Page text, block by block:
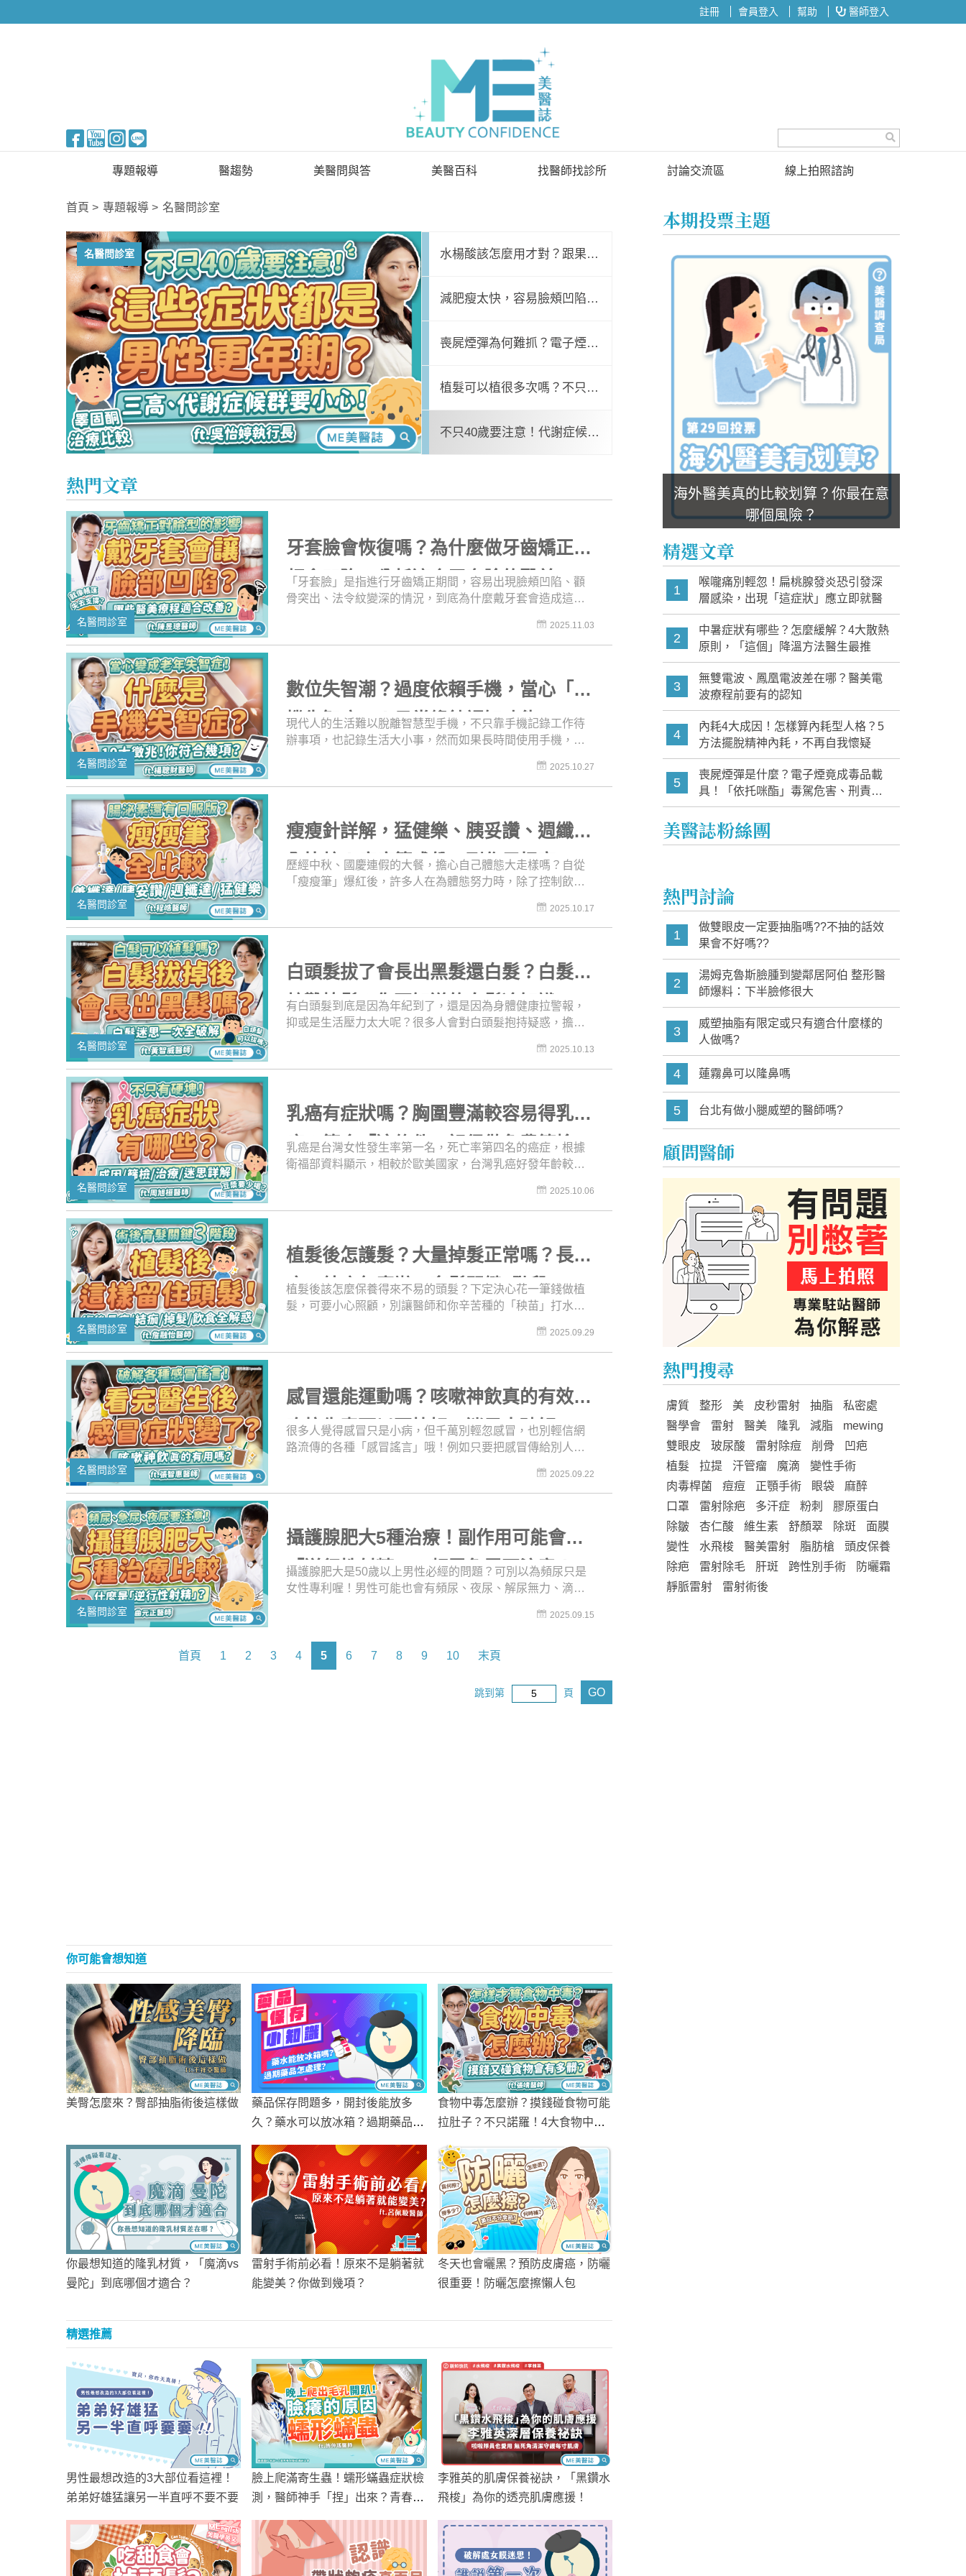
註冊 會員登入 幫助 醫師登入
專題報導
新知快訊
醫美整形
保健醫療
生活知識
心理健康
駐站專家
名醫問診室
醫趨勢
美醫FUN知識
國際新知
美醫問與答
待解決問題
美醫百科 找醫師找診所
顧問醫師
討論交流區
投票區
線上拍照諮詢
首頁 專題報導 名醫問診室
名醫問診室 名醫問診室
減肥瘦太快，容易臉頰凹陷、法令紋變深？怕臉垮這樣配速！避免減重臉
名醫問診室
喪屍煙彈為何難抓？電子煙是毒品嗎？吸
水楊酸該怎麼用才對？跟果
酸、杏仁酸差別？酸類煥膚守
則教你這樣抗痘
減肥瘦太快，容易臉頰凹陷、
法令紋變深？怕臉垮這樣配
速！避免減重臉
喪屍煙彈為何難抓？電子煙是
毒品嗎？吸菸怎變吸毒？揭密
毒駕暴衝原因
植髮可以植很多次嗎？不只有
植髮失敗才能做？「二次植
不只40歲要注意！代謝症候群
熱門文章
名醫問診室
牙套臉會恢復嗎？為什麼做牙齒矯正臉
頰會凹陷？分析適合牙套臉的醫美
「牙套臉」是指進行牙齒矯正期間，容易出現臉頰凹陷、顴
骨突出、法令紋變深的情況，到底為什麼戴牙套會造成這麼
善？是要打玻尿酸，還是膠原蛋白增生劑，或是尋求電音波
的幫助呢？這次的《名醫問診室》不只要詳細解說牙套臉的
臉的醫美療程囉！就連術後照顧時的注意事項，醫師都幫你
打點好了！不管你是正在進行牙齒矯正，或是曾經戴過牙
套，正為牙套臉苦惱的人，都可以來看看這集生動又活潑的
介紹！
2025.11.03
名醫問診室
數位失智潮？過度依賴手機，當心「手
機失智症」！日常鍛鍊認知功能
現代人的生活難以脫離智慧型手機，不只靠手機記錄工作待
辦事項，也記錄生活大小事，然而如果長時間使用手機，可
表達能力下降的狀況，長期下來甚至會出現類似失智的表
現。這次《名醫問診室》除了藉由手機失智症來讓各位ME粉
內容，從定向感、記憶力、注意力與計算力、語言能力、視
覺空間能力等面向，判定是否有認知功能障礙！你有辦法從1
00開始減7，連續減5次嗎？你記得今天早餐吃什麼嗎？一起
來跟美醫誌守護大腦與心智健康！
2025.10.27
名醫問診室
瘦瘦針詳解，猛健樂、胰妥讚、週纖達
全比較！瘦瘦筆成份、副作用揭密
歷經中秋、國慶連假的大餐，擔心自己體態大走樣嗎？自從
「瘦瘦筆」爆紅後，許多人在為體態努力時，除了控制飲食
認知還停留在小藍筆善纖達嗎？現在筆界的廝殺已經到達另
一個高度，《名醫問診室》不只要帶你了解目前正夯的猛健
倍適都不放過！讓你在選擇前做好功課，了解腸泌素的作用
原理，以及各種主流藥物的優缺點，才能更理性的選擇適合
自己的減重輔助方式喔！
2025.10.17
名醫問診室
白頭髮拔了會長出黑髮還白髮？白髮比
較難植髮？你不知道的白髮冷知識
有白頭髮到底是因為年紀到了，還是因為身體健康拉警報，
抑或是生活壓力太大呢？很多人會對白頭髮抱持疑惑，擔心
不然就是透過染髮讓頭髮回歸原本的烏黑亮麗，但其實過程
中我們可能會有錯誤認知，反而傷害了髮絲！在老化的過程
醫問診室》就來帶你破解白髮迷思，不管你是想用拔的、染
的，還是想做植髮一次改善，只要你「有頭髮」都適合看這
集喔！
2025.10.13
名醫問診室
乳癌有症狀嗎？胸圍豐滿較容易得乳
癌？符合「這條件」記得做免費篩檢
乳癌是台灣女性發生率第一名，死亡率第四名的癌症，根據
衛福部資料顯示，相較於歐美國家，台灣乳癌好發年齡較
與進步，乳癌的發生率雖然高，治癒率也高，所以早期發現
是非常重要的。你知道乳癌有哪些徵兆嗎？網傳常喝豆漿容
月，趁著粉紅絲帶月，跟著美醫誌一起來重視乳房健康！
2025.10.06
名醫問診室
植髮後怎護髮？大量掉髮正常嗎？長痘
痘、結痂怎麼辦？育髮關鍵3階段
植髮後該怎麼保養得來不易的頭髮？下定決心花一筆錢做植
髮，可要小心照顧，別讓醫師和你辛苦種的「秧苗」打水漂
顧，才能提高毛囊的存活率，還要破除一些植髮常見的迷
思！擔心植髮後大量掉髮，是什麼凶兆嗎？植髮後結的痂可
頭髮都要好好養護，這支影片絕對要收藏！
2025.09.29
名醫問診室
感冒還能運動嗎？咳嗽神飲真的有效？
吃抗生素可以更快好？迷思大破解
很多人覺得感冒只是小病，但千萬別輕忽感冒，也別輕信網
路流傳的各種「感冒謠言」哦！例如只要把感冒傳給別人就
快好……等各式各樣的傳聞，實際上到底是不是這樣呢？還
有我們常常會遇到「看醫生時是這種情況」，結果看完醫生
沒吃完的時候再跑去看醫師呢？這些網路上可能找不到答案
的問題，《名醫問診室》就要讓你放下懸著的心，邊看影片
邊好好養病！
2025.09.22
名醫問診室
攝護腺肥大5種治療！副作用可能會
「逆行性射精」？頻尿急尿要注意！
攝護腺肥大是50歲以上男性必經的問題？可別以為頻尿只是
女性專利喔！男性可能也會有頻尿、夜尿、解尿無力、滴滴
鞋」，就是指攝護腺肥大的其中一種症狀。許多人會擔心攝
理時機。這次《名醫問診室》就要帶你了解什麼是攝護腺肥
大，不要對這個病症感到不解與恐懼，若出現攝護腺肥大的
症狀，還是要盡早就醫，並記得定期做攝護腺癌篩檢喔！
2025.09.15
首頁 1 2 3 4 5 6 7 8 9 10 末頁
跳到第 頁 GO
你可能會想知道
美臀怎麼來？臀部抽脂術後這樣做
藥品保存問題多，開封後能放多
久？藥水可以放冰箱？過期藥品怎
食物中毒怎麼辦？摸錢碰食物可能
拉肚子？不只諾羅！4大食物中毒
你最想知道的隆乳材質，「魔滴vs
曼陀」到底哪個才適合？
雷射手術前必看！原來不是躺著就
能變美？你做到幾項？
冬天也會曬黑？預防皮膚癌，防曬
很重要！防曬怎麼擦懶人包
精選推薦
男性最想改造的3大部位看這裡！
弟弟好雄猛讓另一半直呼不要不要
臉上爬滿寄生蟲！蠕形蟎蟲症狀檢
測，醫師神手「捏」出來？青春
痘、玫瑰斑、毛孔粗大元兇？
李雅英的肌膚保養祕訣，「黑鑽水
飛梭」為你的透亮肌膚應援！
本期投票主題
海外醫美真的比較划算？你最在意
哪個風險？
精選文章
1
喉嚨痛別輕忽！扁桃腺發炎恐引發深
層感染，出現「這症狀」應立即就醫
2
中暑症狀有哪些？怎麼緩解？4大散熱
原則，「這個」降溫方法醫生最推
3
無雙電波、鳳凰電波差在哪？醫美電
波療程前要有的認知
4
內耗4大成因！怎樣算內耗型人格？5
方法擺脫精神內耗，不再自我懷疑
5
喪屍煙彈是什麼？電子煙竟成毒品載
具！「依托咪酯」毒駕危害、刑責與
家長必知警訊
美醫誌粉絲團
熱門討論
1
做雙眼皮一定要抽脂嗎??不抽的話效
果會不好嗎??
2
湯姆克魯斯臉腫到變鄰居阿伯 整形醫
師爆料：下半臉修很大
3
威塑抽脂有限定或只有適合什麼樣的
人做嗎?
4 蓮霧鼻可以隆鼻嗎
5 台北有做小腿威塑的醫師嗎?
顧問醫師
熱門搜尋
膚質 整形 美 皮秒雷射 抽脂
私密處
醫學會
雷射 醫美 隆乳 減脂
mewing
雙眼皮
玻尿酸 雷射除痘 削骨
凹疤
植髮
拉提 汗管瘤 魔滴
變性手術
肉毒桿菌
痘痘 正顎手術 眼袋
麻醉
口罩
雷射除疤 多汗症 粉刺
膠原蛋白
除皺
杏仁酸 維生素 舒顏翠 除斑
面膜
變性
水飛梭 醫美雷射 脂肪槍
頭皮保養
除疤
雷射除毛 肝斑 跨性別手術
防曬霜
靜脈雷射
雷射術後